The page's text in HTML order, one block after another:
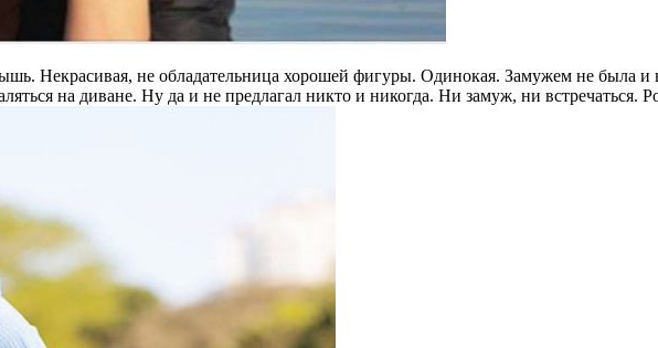
Некрасивая, не обладательница хорошей фигуры. Одинокая. Замужем не была и
на диване. Ну да и не предлагал никто и никогда. Ни замуж, ни встречаться.